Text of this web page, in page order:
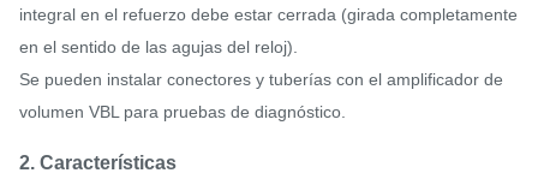
integral en el refuerzo debe estar cerrada (girada completamente
en el sentido de las agujas del reloj).
Se pueden instalar conectores y tuberías con el amplificador de
volumen VBL para pruebas de diagnóstico.
2. Características